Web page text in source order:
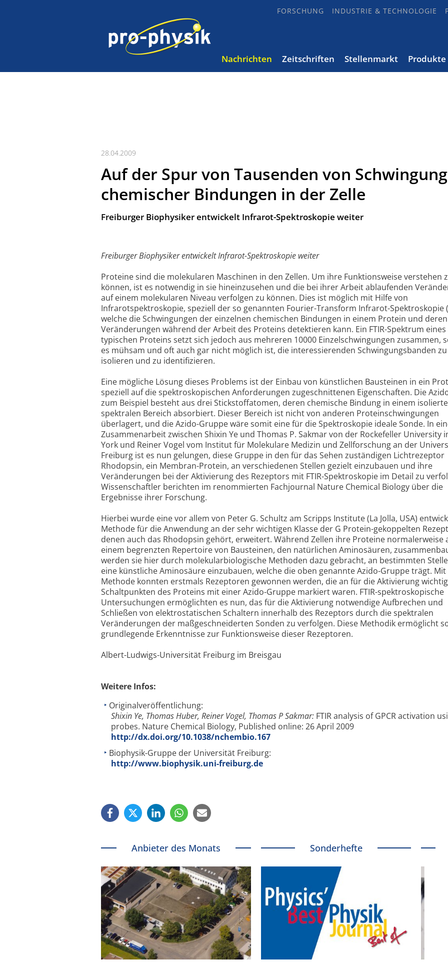
FORSCHUNG INDUSTRIE & TECHNOLOGIE
Nachrichten Zeitschriften Stellenmarkt Produkte
28.04.2009
Auf der Spur von Tausenden von
chemischer Bindungen in der Zelle
Freiburger Biophysiker entwickelt Infrarot-Spektroskopie weiter
Freiburger Biophysiker entwickelt Infrarot-Spektroskopie weiter
Proteine sind die molekularen Maschinen in den Zellen. Um ihre Funktionsweise verstehen
können, ist es notwendig in sie hineinzusehen und die bei ihrer Arbeit ablaufenden
auf einem molekularen Niveau verfolgen zu können. Dies ist möglich mit Hilfe von
Infrarotspektroskopie, speziell der so genannten Fourier-Transform Infrarot-Spektroskopie
welche die Schwingungen der einzelnen chemischen Bindungen in einem Protein und deren
Veränderungen während der Arbeit des Proteins detektieren kann. Ein FTIR-Spektrum eines
typischen Proteins setzt sich jedoch aus mehreren 10000 Einzelschwingungen zusammen,
es mühsam und oft auch gar nicht möglich ist, die interessierenden Schwingungsbanden zu
isolieren und zu identifizieren.
Eine mögliche Lösung dieses Problems ist der Einbau von künstlichen Bausteinen in ein
speziell auf die spektroskopischen Anforderungen zugeschnittenen Eigenschaften. Die
zum Beispiel besteht aus drei Stickstoffatomen, deren chemische Bindung in einem
spektralen Bereich absorbiert. Dieser Bereich ist nicht von anderen Proteinschwingungen
überlagert, und die Azido-Gruppe wäre somit eine für die Spektroskopie ideale Sonde. In
Zusammenarbeit zwischen Shixin Ye und Thomas P. Sakmar von der Rockefeller University
York und Reiner Vogel vom Institut für Molekulare Medizin und Zellforschung an der
Freiburg ist es nun gelungen, diese Gruppe in den für das Sehen zuständigen Lichtrezeptor
Rhodopsin, ein Membran-Protein, an verschiedenen Stellen gezielt einzubauen und ihre
Veränderungen bei der Aktivierung des Rezeptors mit FTIR-Spektroskopie im Detail zu
Wissenschaftler berichten im renommierten Fachjournal Nature Chemical Biology über die
Ergebnisse ihrer Forschung.
Hierbei wurde eine vor allem von Peter G. Schultz am Scripps Institute (La Jolla, USA)
Methode für die Anwendung an der sehr wichtigen Klasse der G Protein-gekoppelten
denen auch das Rhodopsin gehört, erweitert. Während Zellen ihre Proteine normalerweise
einem begrenzten Repertoire von Bausteinen, den natürlichen Aminosäuren,
werden sie hier durch molekularbiologische Methoden dazu gebracht, an bestimmten
eine künstliche Aminosäure einzubauen, welche die oben genannte Azido-Gruppe trägt.
Methode konnten erstmals Rezeptoren gewonnen werden, die an für die Aktivierung
Schaltpunkten des Proteins mit einer Azido-Gruppe markiert waren. FTIR-spektroskopische
Untersuchungen ermöglichten es nun, das für die Aktivierung notwendige Aufbrechen und
Schließen von elektrostatischen Schaltern innerhalb des Rezeptors durch die spektralen
Veränderungen der maßgeschneiderten Sonden zu verfolgen. Diese Methodik ermöglicht
grundlegende Erkenntnisse zur Funktionsweise dieser Rezeptoren.
Albert-Ludwigs-Universität Freiburg im Breisgau
Weitere Infos:
Originalveröffentlichung:
Shixin Ye, Thomas Huber, Reiner Vogel, Thomas P Sakmar: FTIR analysis of GPCR activation
probes. Nature Chemical Biology, Published online: 26 April 2009
http://dx.doi.org/10.1038/nchembio.167
Biophysik-Gruppe der Universität Freiburg:
http://www.biophysik.uni-freiburg.de
Anbieter des Monats Sonderhefte